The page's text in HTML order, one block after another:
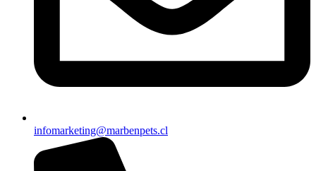
infomarketing@marbenpets.cl